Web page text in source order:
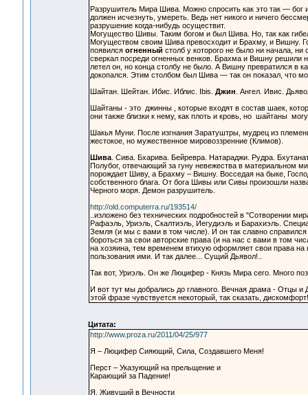
Разрушитель Мира Шива. Можно спросить как это так — бог
должен исчезнуть, умереть. Ведь нет никого и ничего
разрушение когда-нибудь осуществит.
Могущество Шивы. Таким богом и был Шива. Но, так как
Могуществом своим Шива превосходит и Брахму, и Вишну.
появился огненный столб у которого не было ни начала,
сверкал посреди огненных венков. Брахма и Вишну решили
летел он, но конца столбу не было. А Вишну превратился в
докопался. Этим столбом был Шива — так он показал, что
Шайтан. Шейтан. Ибис. Иблис. Ibis. Джин . Ангел. Ивис.
Шайтаны - это джинны , которые входят в состав шаек,
они также близки к нему, как плоть и кровь, но шайтаны
Шакья Муни. После изгнания Заратуштры, мудрец из
жестокое, но мужественное мировоззренние (Климов).
Шива. Сива. Бхарива. Бейревра. Натараджи. Рудра.
Полубог, отвечающий за гуну невежества в
порождает Шиву, а Брахму – Вишну. Восседая на быке,
собственного блага. От бога Шивы или Сивы произошли
Черного моря. Демон разрушитель.
http://old.computerra.ru/193514/
..изложено без технических подробностей в "Сотворении
Рафаэль, Уриэль, Скалтиэль, Иегудиэль и Барахиэль.
Земля (и мы с вами в том числе). И он так славно справился
бороться за свои авторские права (и на нас с вами в том
на хозяина, тем временем втихую оформляет свои права
пользования ими. И так далее... Сущий Дьявол!..
Так вот, Уриэль. Он же Люцифер - Князь Мира сего. Много
И вот тут мы добрались до главного. Вечная драма - Отцы
этой фразе чувствуется некоторый, так сказать,
Цитата:
http://www.proza.ru/2011/04/25/977
Я – Люцифер Сияющий, Сила, Создавшего Меня!
Перст – Указующий на прельщение и
Карающий за Падение!
Я, Живущий в Вечности